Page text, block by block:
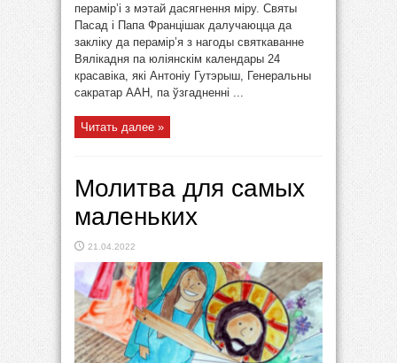
перамір’і з мэтай дасягнення міру. Святы
Пасад і Папа Францішак далучаюцца да
закліку да перамір’я з нагоды святкаванне
Вялікадня па юліянскім календары 24
красавіка, які Антоніу Гутэрыш, Генеральны
сакратар ААН, па ўзгадненні ...
Читать далее »
Молитва для самых
маленьких
21.04.2022